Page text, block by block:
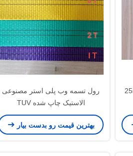
پوشاندن پارچه پلی استر /25mm ~
رول تسمه وب پلی استر مصنوعی
الاستیک چاپ شده TUV
بهترین قیمت رو بدست بیار